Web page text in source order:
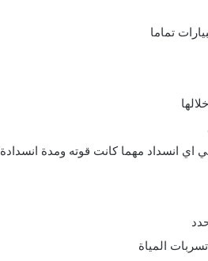
تماما
اي انسداد مهما كانت قوته ومدة انسدادة
المياة